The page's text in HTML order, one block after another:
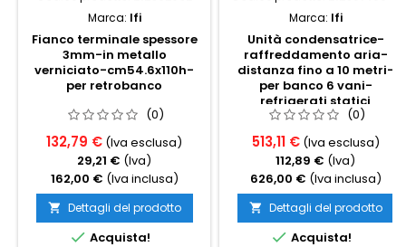
Marca: Ifi
Fianco terminale spessore
3mm-in metallo
verniciato-cm54.6x110h-
per retrobanco
(0)
132,79 € (Iva esclusa)
29,21 € (Iva)
162,00 € (Iva inclusa)
 Dettagli del prodotto
 Acquista!
Marca: Ifi
Unità condensatrice-
raffreddamento aria-
distanza fino a 10 metri-
per banco 6 vani-
refrigerati statici
(0)
513,11 € (Iva esclusa)
112,89 € (Iva)
626,00 € (Iva inclusa)
 Dettagli del prodotto
 Acquista!